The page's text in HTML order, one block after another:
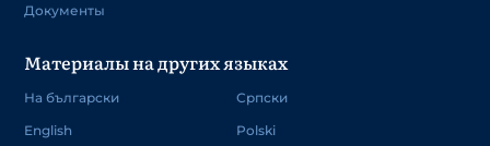
Документы
Материалы на других языках
На български
English
Српски
Polski